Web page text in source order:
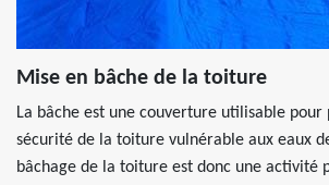
Mise en bâche de la toiture
La bâche est une couverture utilisable pour
sécurité de la toiture vulnérable aux eaux
bâchage de la toiture est donc une activité